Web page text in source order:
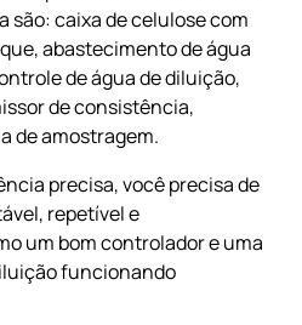
caixa de celulose com
abastecimento de água
de água de diluição,
de consistência,
de amostragem.
precisa, você precisa de
repetível e
um bom controlador e uma
funcionando